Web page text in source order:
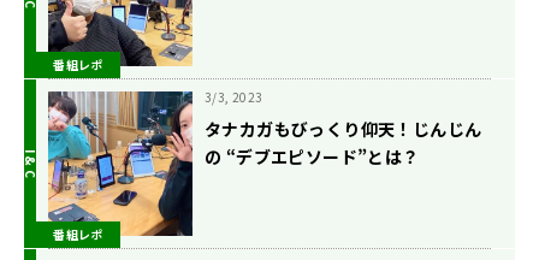
番組レポ
番組レポ
3/3, 2023
タナカガもびっくり仰天！じんじん
の “デブエピソード”とは？